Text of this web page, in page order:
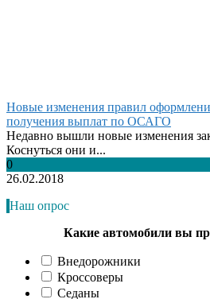
Новые изменения правил
получения выплат по ОСАГО
Недавно вышли новые изменения
Коснуться они и...
0
26.02.2018
Наш опрос
Какие автомобили вы
Внедорожники
Кроссоверы
Седаны